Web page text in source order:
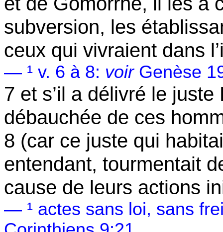
subversion, les
ceux qui vivraient dans
— ¹ v. 6 à 8: voirGenèse
7 et s’il a délivré le
débauchée de ces
8 (car ce juste qui
entendant, tourmentait
cause de leurs actions
— ¹ actes sans loi, sans